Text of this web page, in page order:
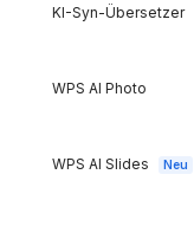
KI-Syn-Übersetzer
WPS AI Photo
WPS AI Slides Neu